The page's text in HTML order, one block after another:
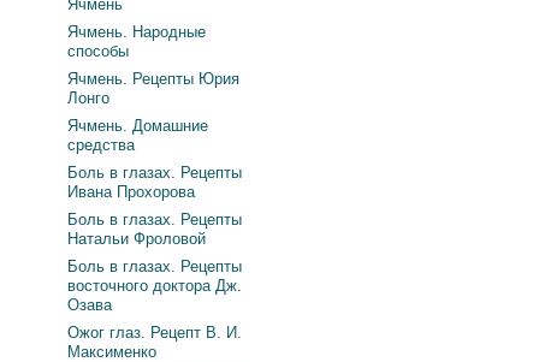
Ячмень
Ячмень. Народные
способы
Ячмень. Рецепты Юрия
Лонго
Ячмень. Домашние
средства
Боль в глазах. Рецепты
Ивана Прохорова
Боль в глазах. Рецепты
Натальи Фроловой
Боль в глазах. Рецепты
восточного доктора Дж.
Озава
Ожог глаз. Рецепт В. И.
Максименко